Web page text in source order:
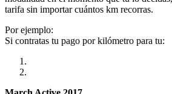
tarifa sin importar cuántos km recorras.
Por ejemplo:
Si contratas tu pago por kilómetro para tu: